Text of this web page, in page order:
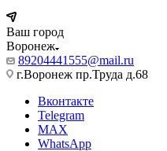
Ваш город
Воронеж
89204441555@mail.ru
г.Воронеж пр.Труда д.68
Вконтакте
Telegram
MAX
WhatsApp